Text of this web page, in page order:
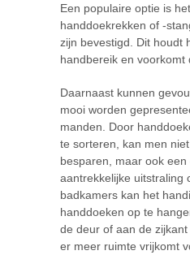
Een populaire optie is
handdoekrekken of -
zijn bevestigd. Dit houdt
handbereik en voorkomt
Daarnaast kunnen
mooi worden
manden. Door
te sorteren, kan men
besparen, maar ook een
aantrekkelijke uitstraling
badkamers kan het
handdoeken op te
de deur of aan de
er meer ruimte vrijkomt